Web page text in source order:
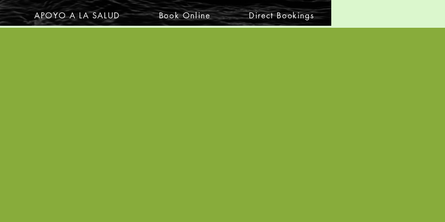
APOYO A LA SALUD Book Online Direct Bookings